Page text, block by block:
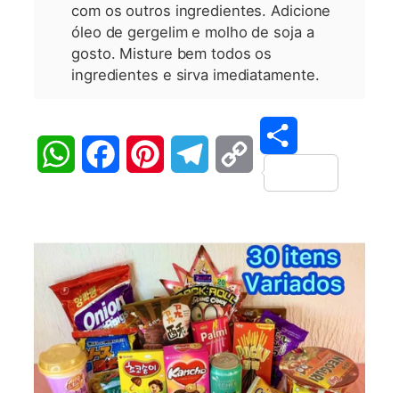
com os outros ingredientes. Adicione
óleo de gergelim e molho de soja a
gosto. Misture bem todos os
ingredientes e sirva imediatamente.
Share